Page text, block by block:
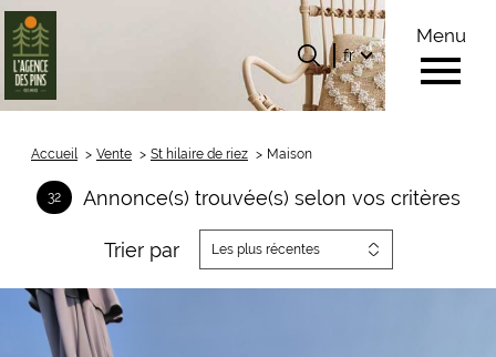
Menu
Langue
fr
fr
Accueil Vente St hilaire de riez Maison
32 Annonce(s) trouvée(s) selon vos critères
Trier par Les plus récentes